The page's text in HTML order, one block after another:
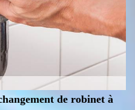
de robinet à